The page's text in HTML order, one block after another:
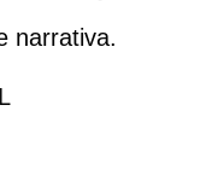
narrativa.